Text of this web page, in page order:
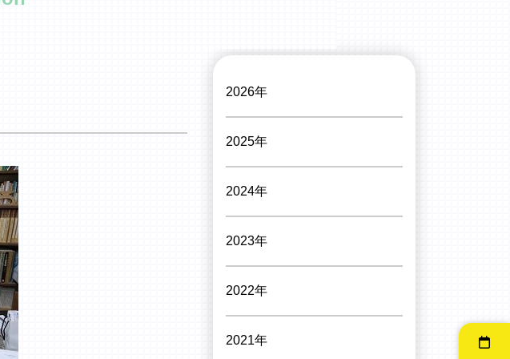
2026年
2025年
2024年
2023年
2022年
2021年